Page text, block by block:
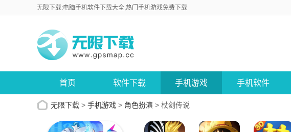
无限下载:电脑手机软件下载大全,热门手机游戏免费下载
首页 软件下载 手机游戏 手机软件
无限下载 > 手机游戏 > 角色扮演 > 杖剑传说